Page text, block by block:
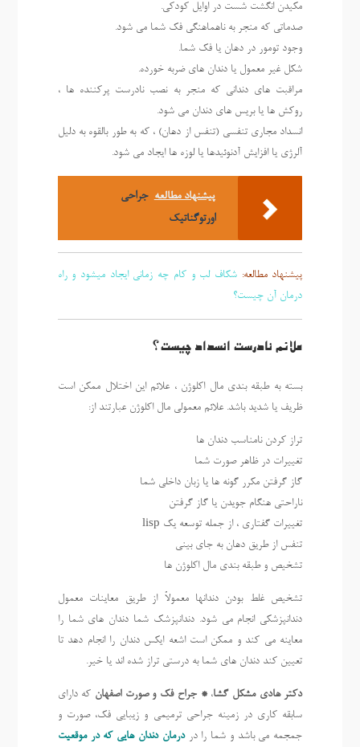
مکیدن انگشت شست در اوایل کودکی.
صدماتی که منجر به ناهماهنگی فک شما می شود.
وجود تومور در دهان یا فک شما.
شکل غیر معمول یا دندان های ضربه خورده.
مراقبت های دندانی که منجر به نصب نادرست پرکننده ها ،
روکش ها یا بریس های دندان می شود.
انسداد مجاری تنفسی (تنفس از دهان) ، که به طور بالقوه به دلیل
آلرژی یا افزایش آدنوئیدها یا لوزه ها ایجاد می شود.
پیشنهاد مطالعه جراحی
اورتوگناتیک
پیشنهاد مطالعه: شکاف لب و کام چه زمانی ایجاد میشود و راه
درمان آن چیست؟
علائم نادرست انسداد چیست؟
بسته به طبقه بندی مال اکلوژن ، علائم این اختلال ممکن است
ظریف یا شدید باشد. علائم معمولی مال اکلوژن عبارتند از:
تراز کردن نامناسب دندان ها
تغییرات در ظاهر صورت شما
گاز گرفتن مکرر گونه ها یا زبان داخلی شما
ناراحتی هنگام جویدن یا گاز گرفتن
تغییرات گفتاری ، از جمله توسعه یک lisp
تنفس از طریق دهان به جای بینی
تشخیص و طبقه بندی مال اکلوژن ها
تشخیص غلط بودن دندانها معمولاً از طریق معاینات معمول
دندانپزشکی انجام می شود. دندانپزشک شما دندان های شما را
معاینه می کند و ممکن است اشعه ایکس دندان را انجام دهد تا
تعیین کند دندان های شما به درستی تراز شده اند یا خیر.
دکتر هادی مشکل گشا،* جراح فک و صورت اصفهان که دارای
سابقه کاری در زمینه جراحی ترمیمی و زیبایی فک، صورت و
جمجمه می باشد و شما را دردرمان دندان هایی که در موقعیت